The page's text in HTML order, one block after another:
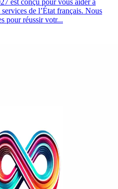
est conçu pour vous aider à
de l’État français. Nous
pour réussir votr...